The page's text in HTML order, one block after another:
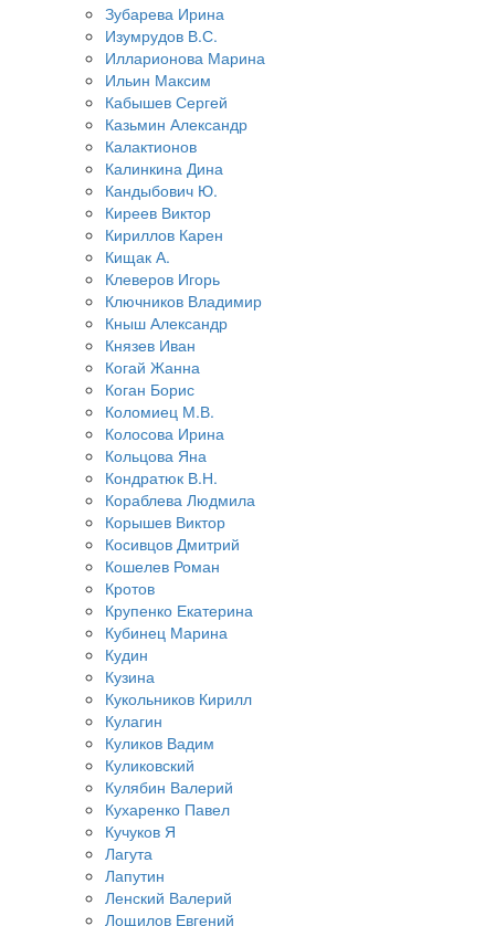
Зубарева Ирина
Изумрудов В.С.
Илларионова Марина
Ильин Максим
Кабышев Сергей
Казьмин Александр
Калактионов
Калинкина Дина
Кандыбович Ю.
Киреев Виктор
Кириллов Карен
Кищак А.
Клеверов Игорь
Ключников Владимир
Кныш Александр
Князев Иван
Когай Жанна
Коган Борис
Коломиец М.В.
Колосова Ирина
Кольцова Яна
Кондратюк В.Н.
Кораблева Людмила
Корышев Виктор
Косивцов Дмитрий
Кошелев Роман
Кротов
Крупенко Екатерина
Кубинец Марина
Кудин
Кузина
Кукольников Кирилл
Кулагин
Куликов Вадим
Куликовский
Кулябин Валерий
Кухаренко Павел
Кучуков Я
Лагута
Лапутин
Ленский Валерий
Лощилов Евгений